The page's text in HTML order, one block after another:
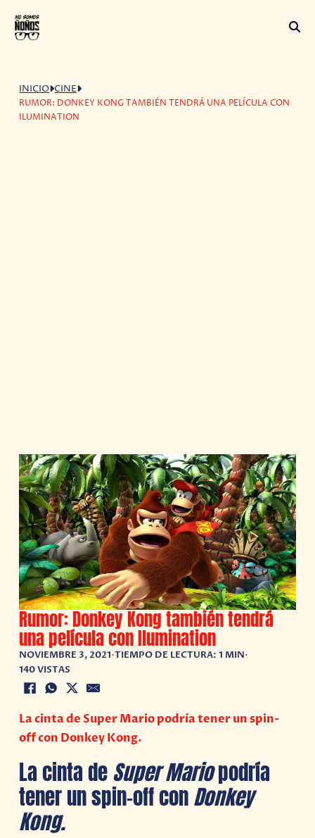
INICIO CINE
RUMOR: DONKEY KONG TAMBIÉN TENDRÁ UNA PELÍCULA CON
ILUMINATION
Rumor: Donkey Kong también tendrá
una película con Ilumination
NOVIEMBRE 3, 2021•TIEMPO DE LECTURA: 1 MIN•
140 VISTAS
La cinta de Super Mario podría tener un spin-
off con Donkey Kong.
La cinta de Super Mariopodría
tener un spin-off conDonkey
Kong.